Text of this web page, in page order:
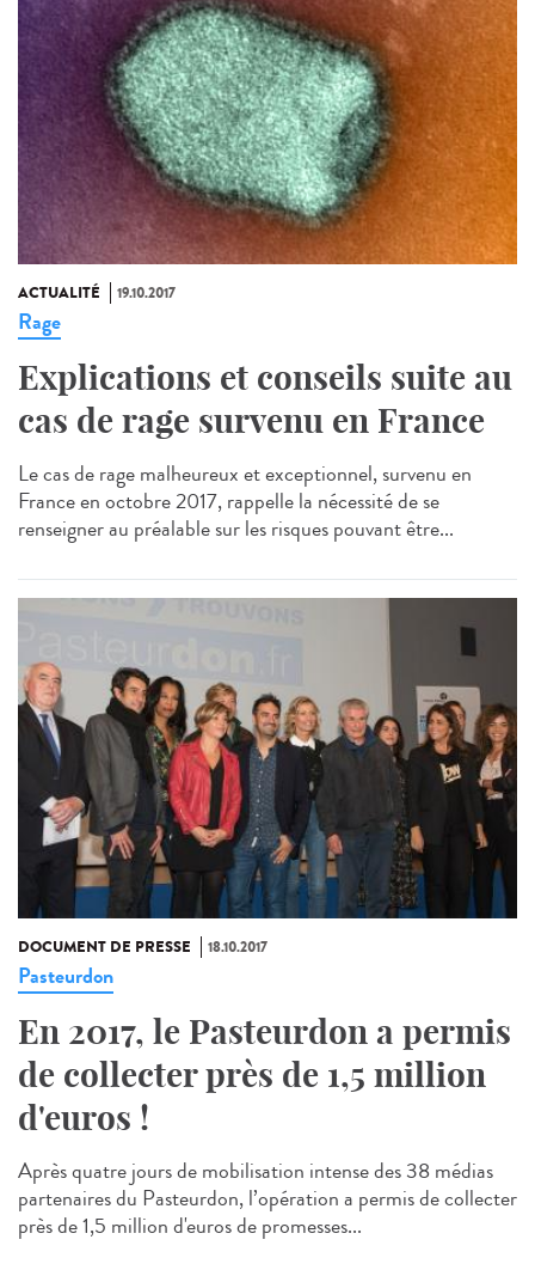
ACTUALITÉ 19.10.2017
Rage
Explications et conseils suite au
cas de rage survenu en France
Le cas de rage malheureux et exceptionnel, survenu en
France en octobre 2017, rappelle la nécessité de se
renseigner au préalable sur les risques pouvant être...
DOCUMENT DE PRESSE 18.10.2017
Pasteurdon
En 2017, le Pasteurdon a permis
de collecter près de 1,5 million
d'euros !
Après quatre jours de mobilisation intense des 38 médias
partenaires du Pasteurdon, l’opération a permis de collecter
près de 1,5 million d'euros de promesses...